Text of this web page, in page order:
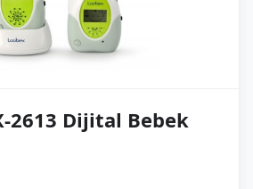
2613 Dijital Bebek